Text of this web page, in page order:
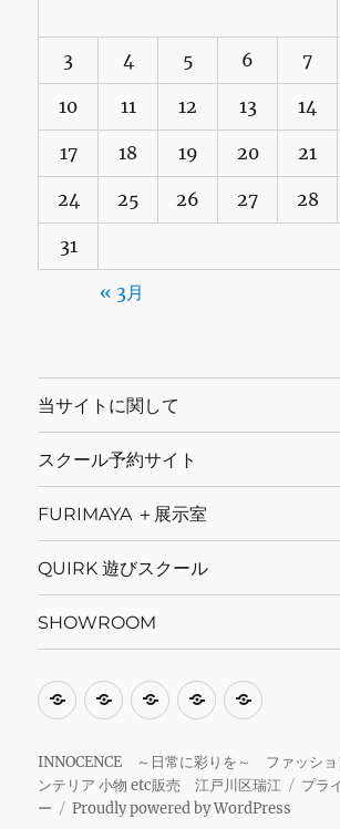
3 4 5 6 7
10 11 12 13 14
17 18 19 20 21
24 25 26 27 28
31
« 3月
当サイトに関して
スクール予約サイト
FURIMAYA ＋展示室
QUIRK 遊びスクール
SHOWROOM
当
イ
ト
に
ス
ー
ル
予
FURIMAYA
展
示
室
QUIRK
び
ス
ク
INNOCENCE ～日常に彩りを～ ファッショ
ンテリア 小物 etc販売 江戸川区瑞江
プラ
ー
Proudly powered by WordPress